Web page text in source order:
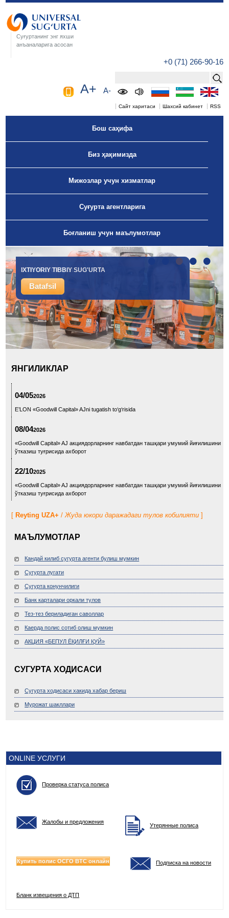
Суғуртанинг энг яхши
анъаналарига асосан
+0 (71) 266-90-16
A+ A-
Сайт харитаси Шахсий кабинет RSS
Бош саҳифа
Биз ҳақимизда
Мижозлар учун хизматлар
Суғурта агентларига
Боғланиш учун маълумотлар
IXTIYORIY TIBBIY SUG'URTA
Batafsil
YUK SUG'URTASI
Batafsil
•••••
ЯНГИЛИКЛАР
04/052026
E’LON «Goodwill Capital» AJni tugatish to‘g‘risida
08/042026
«Goodwill Capital» AJ акциядорларнинг навбатдан ташқари умумий йиғилишини
ўтказиш туғрисида ахборот
22/102025
«Goodwill Capital» AJ акциядорларнинг навбатдан ташқари умумий йиғилишини
ўтказиш туғрисида ахборот
[Reyting UZA+ /Жуда юкори даражадаги тулов кобилияти]
МАЪЛУМОТЛАР
Кандай килиб сугурта агенти булиш мумкин
Сугурта лугати
Сугурта конунчилиги
Банк карталари оркали тулов
Тез-тез бериладиган саволлар
Каерда полис сотиб олиш мумкин
АКЦИЯ «БЕПУЛ ЁҚИЛҒИ ҚУЙ»
СУГУРТА ХОДИСАСИ
Сугурта ходисаси хакида хабар бериш
Мурожат шакллари
ONLINE УСЛУГИ
Проверка статуса полиса
Жалобы и предложения
Утерянные полиса
Купить полис ОСГО ВТС онлайн Подписка на новости
Бланк извещения о ДТП